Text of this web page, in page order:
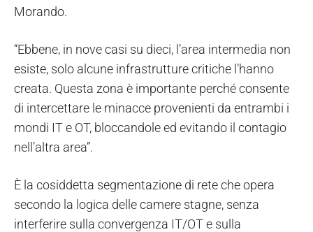
Morando.
“Ebbene, in nove casi su dieci, l’area intermedia non
esiste, solo alcune infrastrutture critiche l’hanno
creata. Questa zona è importante perché consente
di intercettare le minacce provenienti da entrambi i
mondi IT e OT, bloccandole ed evitando il contagio
nell’altra area”.
È la cosiddetta segmentazione di rete che opera
secondo la logica delle camere stagne, senza
interferire sulla convergenza IT/OT e sulla